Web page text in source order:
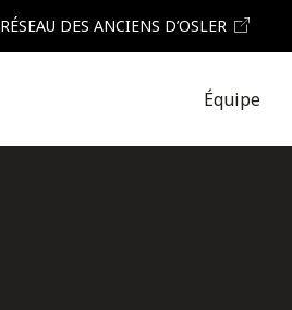
RÉSEAU DES ANCIENS D’OSLER
Équipe